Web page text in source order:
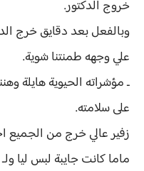
خروج الدكتور.
وبالفعل بعد دقايق خرج
علي وجهه طمنتنا شوية.
ـ مؤشراته الحيوية هايلة
على سلامته.
زفير عالي خرج من الجميع
ماما كانت جايبة لبس ليا ولـ